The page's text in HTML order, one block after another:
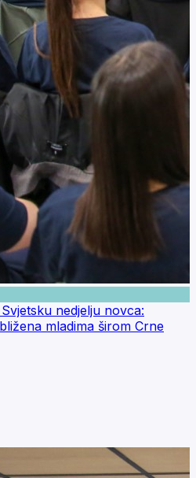
nedjelju novca:
mladima širom Crne